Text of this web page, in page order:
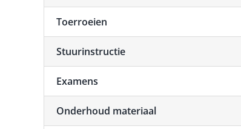
Toerroeien
Stuurinstructie
Examens
Onderhoud materiaal